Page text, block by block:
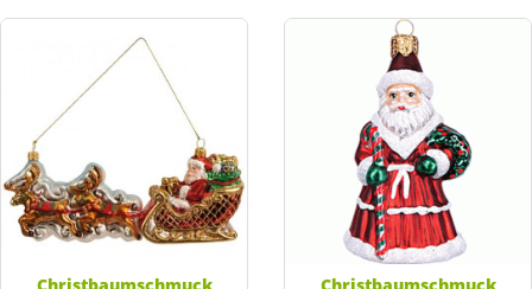
Christbaumschmuck Christbaumschmuck